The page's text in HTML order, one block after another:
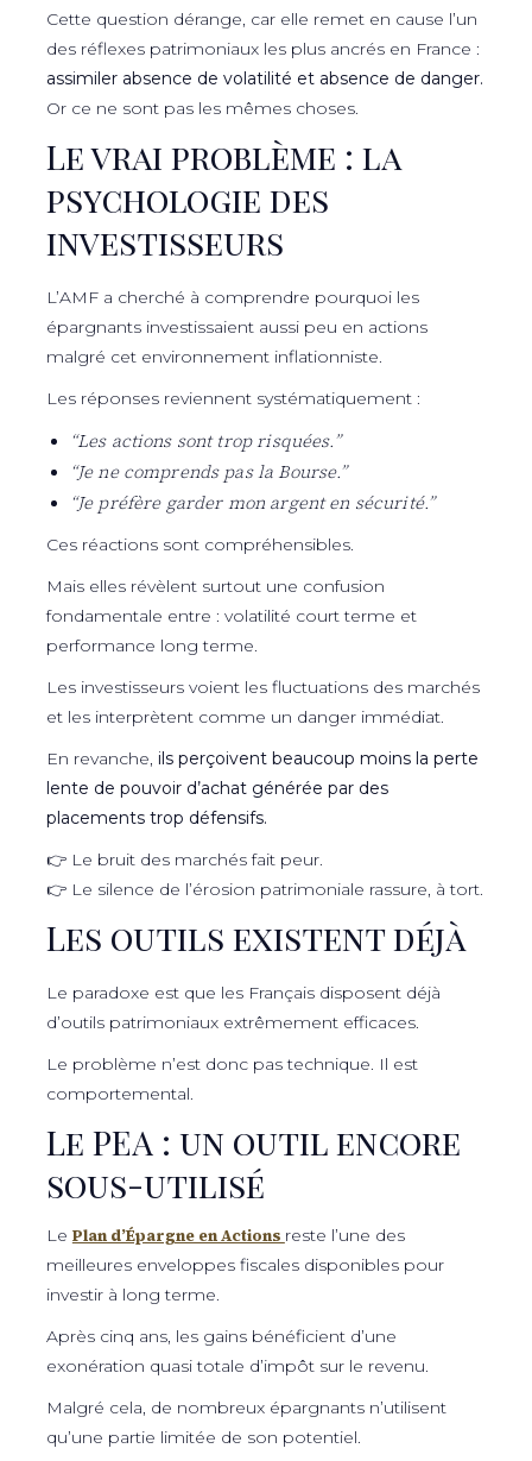
Cette question dérange, car elle remet en cause l’un
des réflexes patrimoniaux les plus ancrés en France :
assimiler absence de volatilité et absence de danger.
Or ce ne sont pas les mêmes choses.
Le vrai problème : la
psychologie des
investisseurs
L’AMF a cherché à comprendre pourquoi les
épargnants investissaient aussi peu en actions
malgré cet environnement inflationniste.
Les réponses reviennent systématiquement :
“Les actions sont trop risquées.”
“Je ne comprends pas la Bourse.”
“Je préfère garder mon argent en sécurité.”
Ces réactions sont compréhensibles.
Mais elles révèlent surtout une confusion
fondamentale entre : volatilité court terme et
performance long terme.
Les investisseurs voient les fluctuations des marchés
et les interprètent comme un danger immédiat.
En revanche, ils perçoivent beaucoup moins la perte
lente de pouvoir d’achat générée par des
placements trop défensifs.
👉 Le bruit des marchés fait peur.
👉 Le silence de l’érosion patrimoniale rassure, à tort.
Les outils existent déjà
Le paradoxe est que les Français disposent déjà
d’outils patrimoniaux extrêmement efficaces.
Le problème n’est donc pas technique. Il est
comportemental.
Le PEA : un outil encore
sous-utilisé
Le Plan d’Épargne en Actions reste l’une des
meilleures enveloppes fiscales disponibles pour
investir à long terme.
Après cinq ans, les gains bénéficient d’une
exonération quasi totale d’impôt sur le revenu.
Malgré cela, de nombreux épargnants n’utilisent
qu’une partie limitée de son potentiel.